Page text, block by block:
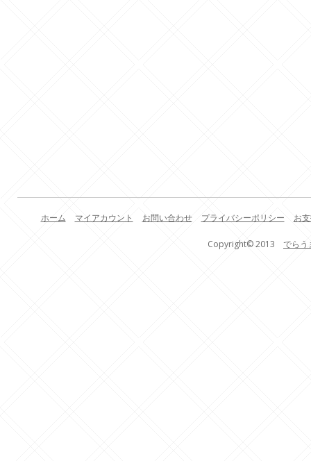
ホーム マイアカウント お問い合わせ プライバシーポリシー お
Copyright© 2013 でら